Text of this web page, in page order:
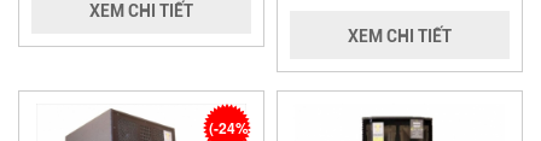
XEM CHI TIẾT
XEM CHI TIẾT
(-24%)